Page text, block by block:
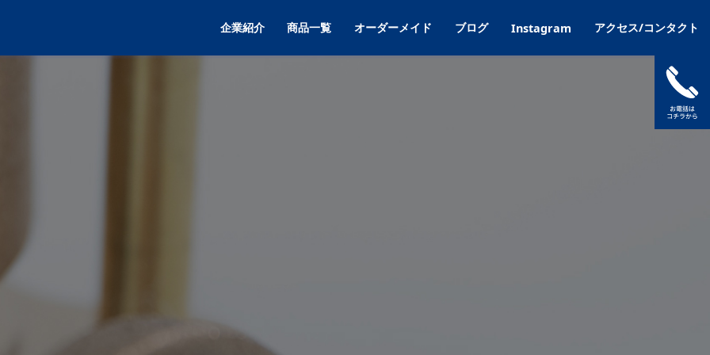
企業紹介 商品一覧 オーダーメイド ブログ Instagram アクセス/コンタクト